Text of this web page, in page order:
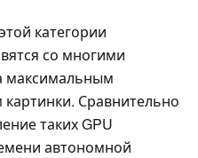
категории
со многими
максимальным
Сравнительно
таких GPU
автономной